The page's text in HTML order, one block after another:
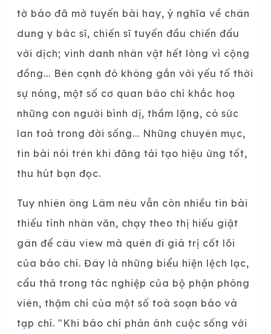
tờ báo đã mở tuyến bài hay, ý nghĩa về chân
dung y bác sĩ, chiến sĩ tuyến đầu chiến đấu
với dịch; vinh danh nhân vật hết lòng vì cộng
đồng... Bên cạnh đó không gắn với yếu tố thời
sự nóng, một số cơ quan báo chí khắc hoạ
những con người bình dị, thầm lặng, có sức
lan toả trong đời sống... Những chuyên mục,
tin bài nói trên khi đăng tải tạo hiệu ứng tốt,
thu hút bạn đọc.
Tuy nhiên ông Lâm nêu vẫn còn nhiều tin bài
thiếu tính nhân văn, chạy theo thị hiếu giật
gân để câu view mà quên đi giá trị cốt lõi
của báo chí. Đây là những biểu hiện lệch lạc,
cẩu thả trong tác nghiệp của bộ phận phóng
viên, thậm chí của một số toà soạn báo và
tạp chí. "Khi báo chí phản ánh cuộc sống với